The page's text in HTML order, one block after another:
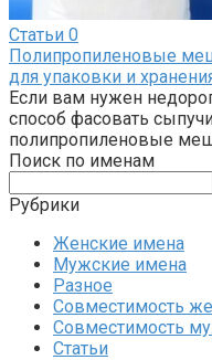
Статьи 0
Полипропиленовые
для упаковки и
Если вам нужен
способ фасовать
полипропиленовые
Поиск по именам
Рубрики
Женские имена
Мужские имена
Разное
Совместимость
Совместимость
Статьи